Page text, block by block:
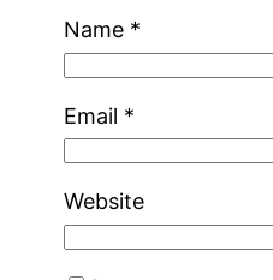
Name *
Email *
Website